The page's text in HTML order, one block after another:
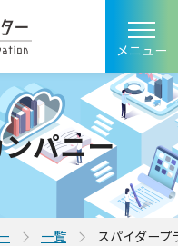
メニュー
パニー
一覧 スパイダープ